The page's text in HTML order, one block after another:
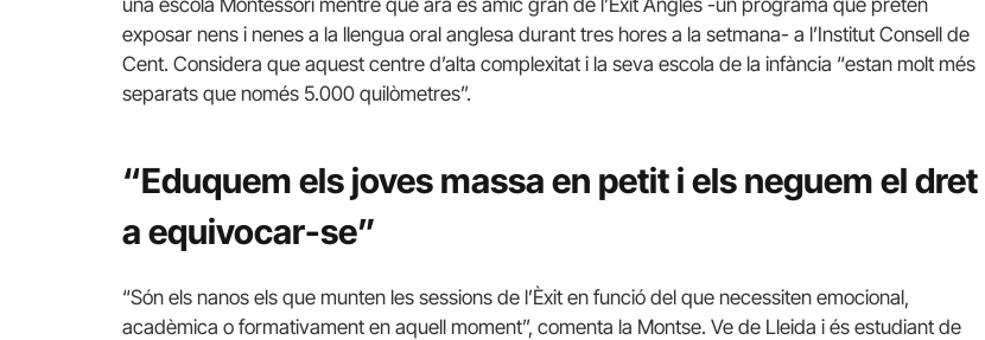
exposar nens i nenes a la llengua oral anglesa durant tres hores a la setmana- a l’Institut Consell de
Cent. Considera que aquest centre d’alta complexitat i la seva escola de la infància “estan molt més
separats que només 5.000 quilòmetres”.
“Eduquem els joves massa en petit i els neguem el dret
a equivocar-se”
“Són els nanos els que munten les sessions de l’Èxit en funció del que necessiten emocional,
acadèmica o formativament en aquell moment”, comenta la Montse. Ve de Lleida i és estudiant de